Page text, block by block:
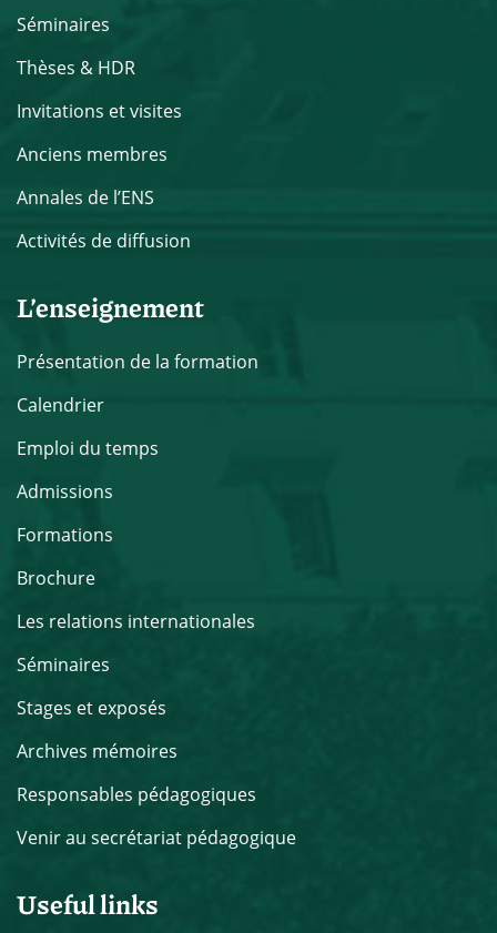
Séminaires
Thèses & HDR
Invitations et visites
Anciens membres
Annales de l’ENS
Activités de diffusion
L’enseignement
Présentation de la formation
Calendrier
Emploi du temps
Admissions
Formations
Brochure
Les relations internationales
Séminaires
Stages et exposés
Archives mémoires
Responsables pédagogiques
Venir au secrétariat pédagogique
Useful links